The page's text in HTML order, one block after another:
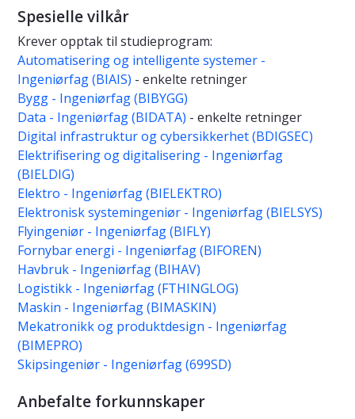
Spesielle vilkår
Krever opptak til studieprogram:
Automatisering og intelligente systemer -
Ingeniørfag (BIAIS) - enkelte retninger
Bygg - Ingeniørfag (BIBYGG)
Data - Ingeniørfag (BIDATA) - enkelte retninger
Digital infrastruktur og cybersikkerhet (BDIGSEC)
Elektrifisering og digitalisering - Ingeniørfag
(BIELDIG)
Elektro - Ingeniørfag (BIELEKTRO)
Elektronisk systemingeniør - Ingeniørfag (BIELSYS)
Flyingeniør - Ingeniørfag (BIFLY)
Fornybar energi - Ingeniørfag (BIFOREN)
Havbruk - Ingeniørfag (BIHAV)
Logistikk - Ingeniørfag (FTHINGLOG)
Maskin - Ingeniørfag (BIMASKIN)
Mekatronikk og produktdesign - Ingeniørfag
(BIMEPRO)
Skipsingeniør - Ingeniørfag (699SD)
Anbefalte forkunnskaper